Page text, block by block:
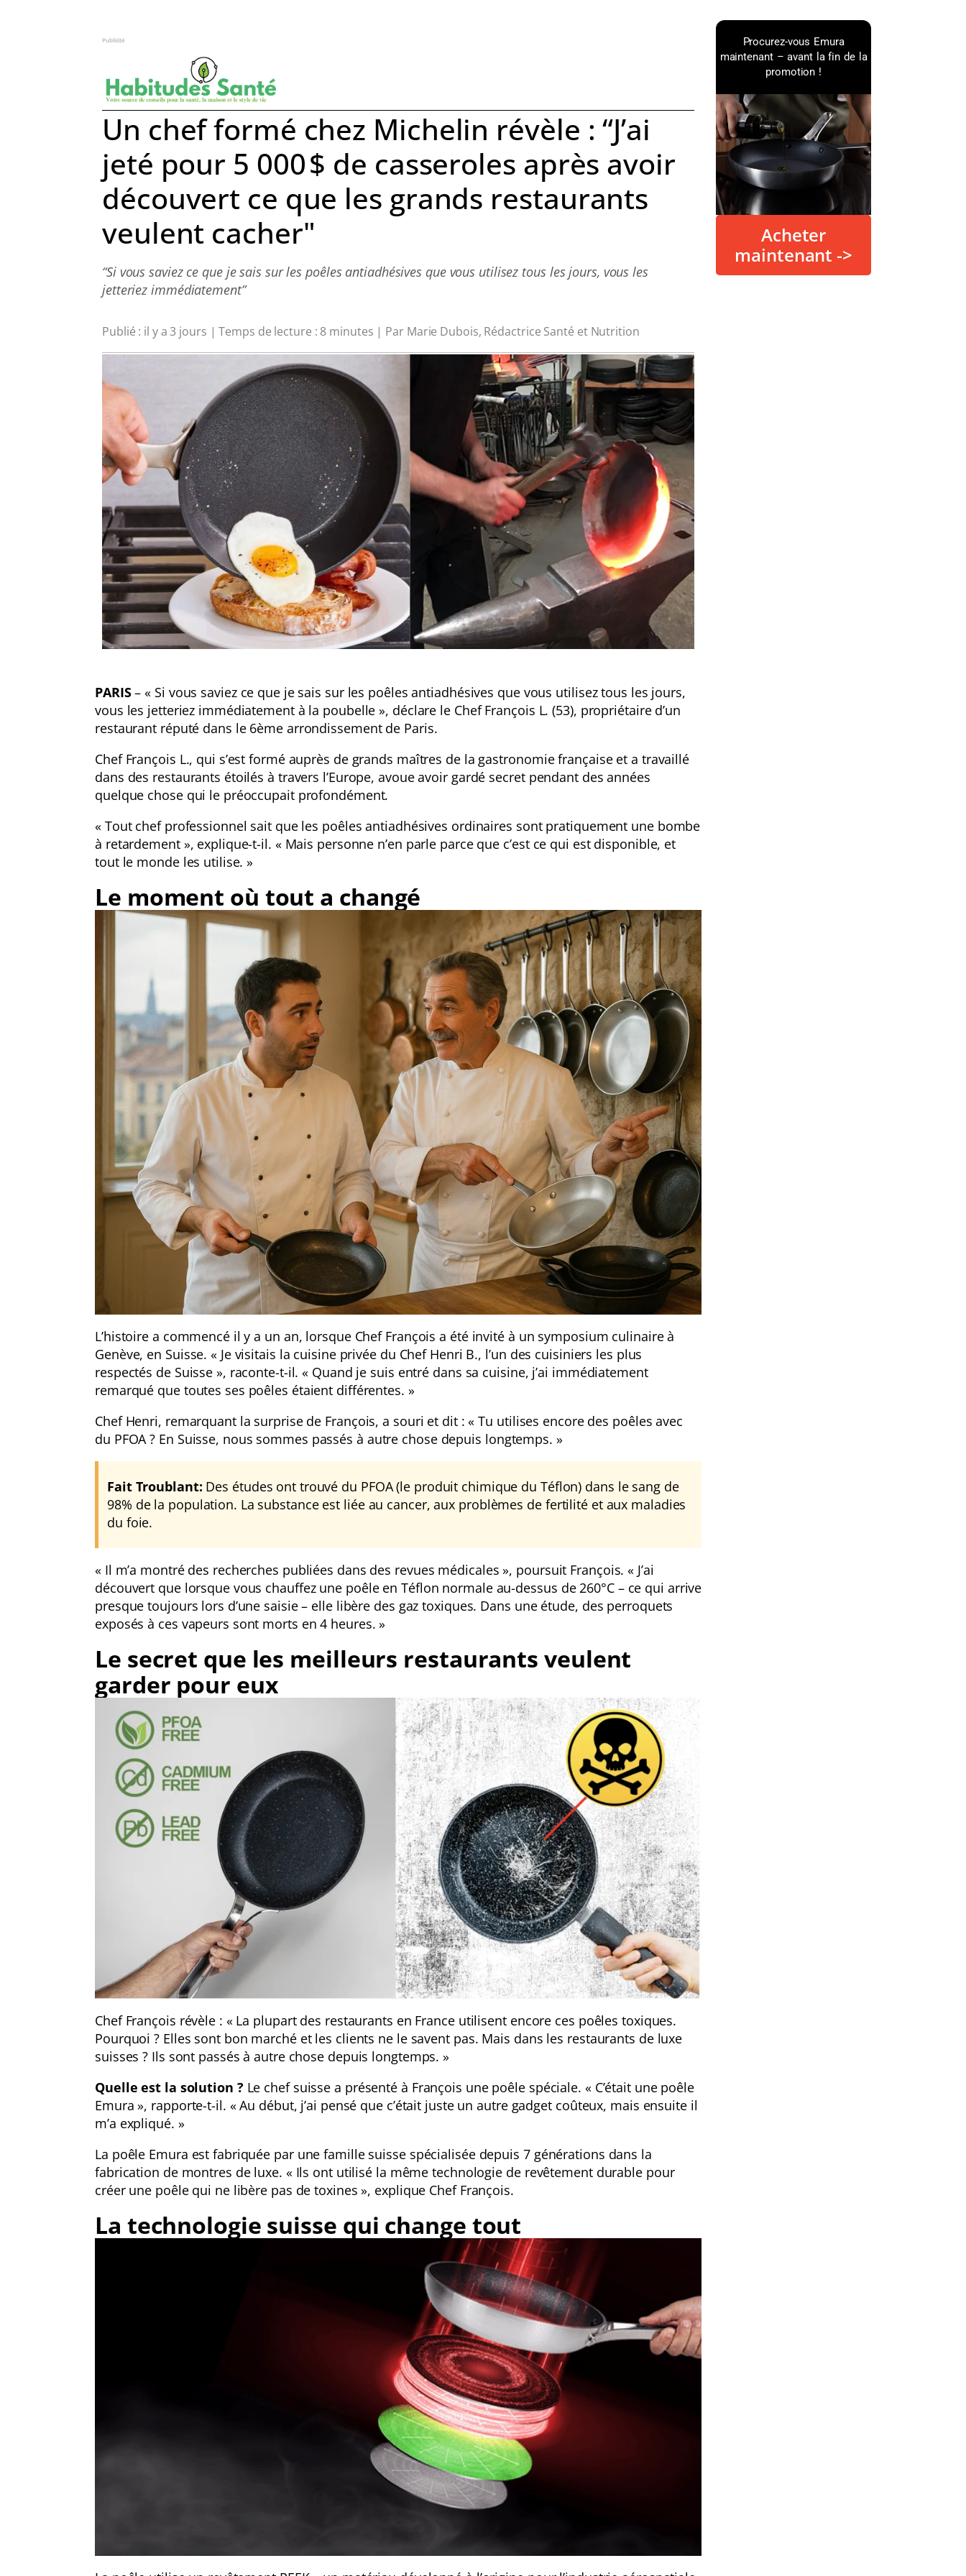
Procurez-vous Emura
maintenant – avant la fin de la
promotion !
Acheter
maintenant ->
Publicité
Un chef formé chez Michelin révèle : “J’ai
jeté pour 5 000 $ de casseroles après avoir
découvert ce que les grands restaurants
veulent cacher"
“Si vous saviez ce que je sais sur les poêles antiadhésives que vous utilisez tous les jours, vous les
jetteriez immédiatement”
Publié : il y a 3 jours | Temps de lecture : 8 minutes | Par Marie Dubois, Rédactrice Santé et Nutrition
PARIS– « Si vous saviez ce que je sais sur les poêles antiadhésives que vous utilisez tous les jours,
vous les jetteriez immédiatement à la poubelle », déclare le Chef François L. (53), propriétaire d’un
restaurant réputé dans le 6ème arrondissement de Paris.
Chef François L., qui s’est formé auprès de grands maîtres de la gastronomie française et a travaillé
dans des restaurants étoilés à travers l’Europe, avoue avoir gardé secret pendant des années
quelque chose qui le préoccupait profondément.
« Tout chef professionnel sait que les poêles antiadhésives ordinaires sont pratiquement une bombe
à retardement », explique-t-il. « Mais personne n’en parle parce que c’est ce qui est disponible, et
tout le monde les utilise. »
Le moment où tout a changé
L’histoire a commencé il y a un an, lorsque Chef François a été invité à un symposium culinaire à
Genève, en Suisse. « Je visitais la cuisine privée du Chef Henri B., l’un des cuisiniers les plus
respectés de Suisse », raconte-t-il. « Quand je suis entré dans sa cuisine, j’ai immédiatement
remarqué que toutes ses poêles étaient différentes. »
Chef Henri, remarquant la surprise de François, a souri et dit : « Tu utilises encore des poêles avec
du PFOA ? En Suisse, nous sommes passés à autre chose depuis longtemps. »
Fait Troublant: Des études ont trouvé du PFOA (le produit chimique du Téflon) dans le sang de
98% de la population. La substance est liée au cancer, aux problèmes de fertilité et aux maladies
du foie.
« Il m’a montré des recherches publiées dans des revues médicales », poursuit François. « J’ai
découvert que lorsque vous chauffez une poêle en Téflon normale au-dessus de 260°C – ce qui arrive
presque toujours lors d’une saisie – elle libère des gaz toxiques. Dans une étude, des perroquets
exposés à ces vapeurs sont morts en 4 heures. »
Le secret que les meilleurs restaurants veulent
garder pour eux
Chef François révèle : « La plupart des restaurants en France utilisent encore ces poêles toxiques.
Pourquoi ? Elles sont bon marché et les clients ne le savent pas. Mais dans les restaurants de luxe
suisses ? Ils sont passés à autre chose depuis longtemps. »
Quelle est la solution ?Le chef suisse a présenté à François une poêle spéciale. « C’était une poêle
Emura », rapporte-t-il. « Au début, j’ai pensé que c’était juste un autre gadget coûteux, mais ensuite il
m’a expliqué. »
La poêle Emura est fabriquée par une famille suisse spécialisée depuis 7 générations dans la
fabrication de montres de luxe. « Ils ont utilisé la même technologie de revêtement durable pour
créer une poêle qui ne libère pas de toxines », explique Chef François.
La technologie suisse qui change tout